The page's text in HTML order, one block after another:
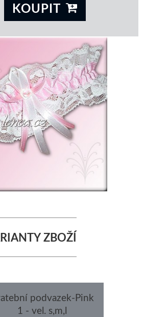
KOUPIT
ZBOŽÍ
podvazek-Pink
1 - vel. s,m,l